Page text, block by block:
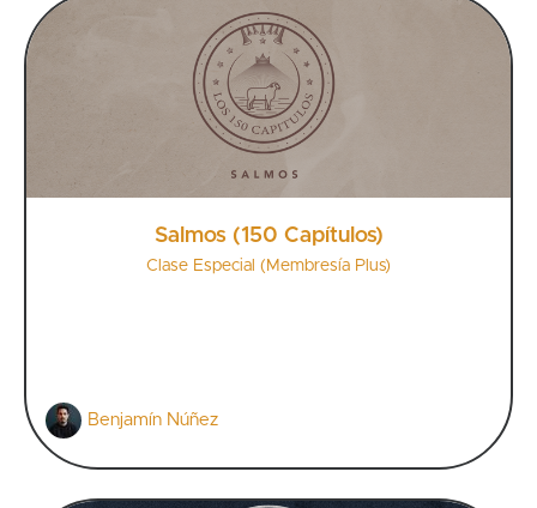
Salmos (150 Capítulos)
Clase Especial (Membresía Plus)
Benjamín Núñez